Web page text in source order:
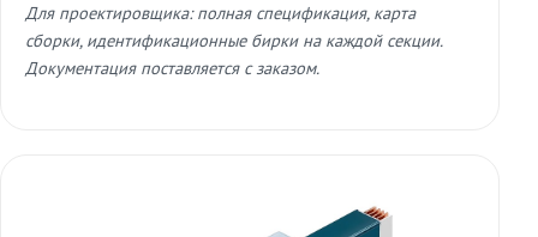
Для проектировщика: полная спецификация, карта
сборки, идентификационные бирки на каждой секции.
Документация поставляется с заказом.